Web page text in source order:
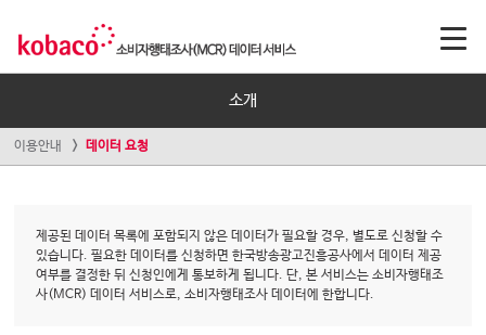
소개
이용안내 데이터 요청
제공된 데이터 목록에 포함되지 않은 데이터가 필요할 경우, 별도로 신청할 수
있습니다. 필요한 데이터를 신청하면 한국방송광고진흥공사에서 데이터 제공
여부를 결정한 뒤 신청인에게 통보하게 됩니다. 단, 본 서비스는 소비자행태조
사(MCR) 데이터 서비스로, 소비자행태조사 데이터에 한합니다.